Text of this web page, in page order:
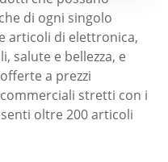
di ogni singolo
articoli di elettronica,
salute e bellezza, e
a prezzi
stretti con i
oltre 200 articoli